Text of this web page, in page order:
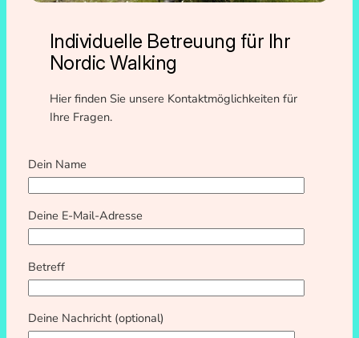
Individuelle Betreuung für Ihr
Nordic Walking
Hier finden Sie unsere Kontaktmöglichkeiten für
Ihre Fragen.
Dein Name
Deine E-Mail-Adresse
Betreff
Deine Nachricht (optional)